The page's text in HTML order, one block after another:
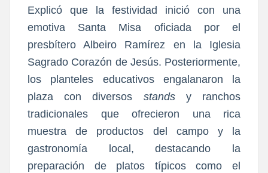
Explicó que la festividad inició con una
emotiva Santa Misa oficiada por el
presbítero Albeiro Ramírez en la Iglesia
Sagrado Corazón de Jesús. Posteriormente,
los planteles educativos engalanaron la
plaza con diversos
stands
y ranchos
tradicionales que ofrecieron una rica
muestra de productos del campo y la
gastronomía local, destacando la
preparación de platos típicos como el